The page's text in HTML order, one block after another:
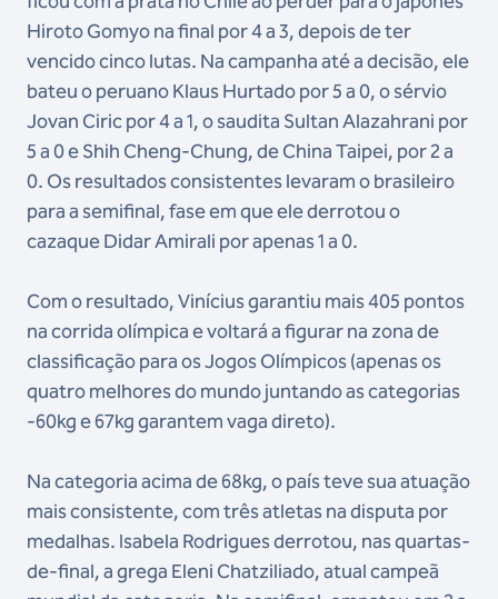
Hiroto Gomyo na final por 4 a 3, depois de ter
vencido cinco lutas. Na campanha até a decisão, ele
bateu o peruano Klaus Hurtado por 5 a 0, o sérvio
Jovan Ciric por 4 a 1, o saudita Sultan Alazahrani por
5 a 0 e Shih Cheng-Chung, de China Taipei, por 2 a
0. Os resultados consistentes levaram o brasileiro
para a semifinal, fase em que ele derrotou o
cazaque Didar Amirali por apenas 1 a 0.
Com o resultado, Vinícius garantiu mais 405 pontos
na corrida olímpica e voltará a figurar na zona de
classificação para os Jogos Olímpicos (apenas os
quatro melhores do mundo juntando as categorias
-60kg e 67kg garantem vaga direto).
Na categoria acima de 68kg, o país teve sua atuação
mais consistente, com três atletas na disputa por
medalhas. Isabela Rodrigues derrotou, nas quartas-
de-final, a grega Eleni Chatziliado, atual campeã